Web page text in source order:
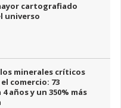
cartografiado
universo
minerales críticos
comercio: 73
años y un 350% más